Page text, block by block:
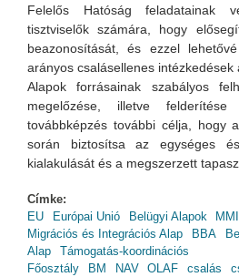
Felelős Hatóság feladatainak
tisztviselők számára, hogy
beazonosítását, és ezzel
arányos csalásellenes
Alapok forrásainak szabályos
megelőzése, illetve
továbbképzés további célja, hogy
során biztosítsa az egységes
kialakulását és a megszerzett
Címke:
EU
Európai Unió Belügyi Alapok
Migrációs és Integrációs Alap
BBA
Alap
Támogatás-koordinációs
Főosztály
BM NAV OLAF csalás